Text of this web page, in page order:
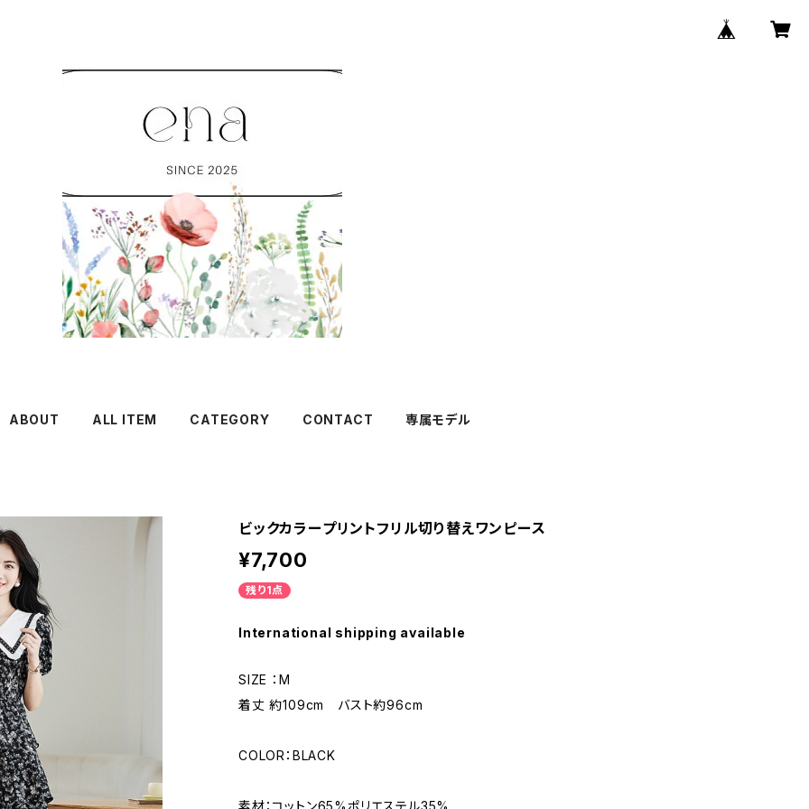
ABOUT ALL ITEM CATEGORY CONTACT 専属モデル
ビックカラープリントフリル切り替えワンピース
¥7,700
残り1点
International shipping available
SIZE ：M
着丈 約109cm バスト約96cm
COLOR：BLACK
素材：コットン65%ポリエステル35%